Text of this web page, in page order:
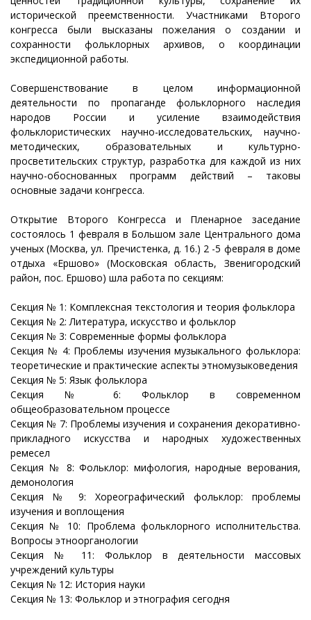
исторической преемственности. Участниками Второго
конгресса были высказаны пожелания о создании и
сохранности фольклорных архивов, о координации
экспедиционной работы.
Совершенствование в целом информационной
деятельности по пропаганде фольклорного наследия
народов России и усиление взаимодействия
фольклористических научно-исследовательских, научно-
методических, образовательных и культурно-
просветительских структур, разработка для каждой из них
научно-обоснованных программ действий – таковы
основные задачи конгресса.
Открытие Второго Конгресса и Пленарное заседание
состоялось 1 февраля в Большом зале Центрального дома
ученых (Москва, ул. Пречистенка, д. 16.) 2 -5 февраля в доме
отдыха «Ершово» (Московская область, Звенигородский
район, пос. Ершово) шла работа по секциям:
Секция № 1: Комплексная текстология и теория фольклора
Секция № 2: Литература, искусство и фольклор
Секция № 3: Современные формы фольклора
Секция № 4: Проблемы изучения музыкального фольклора:
теоретические и практические аспекты этномузыковедения
Секция № 5: Язык фольклора
Секция № 6: Фольклор в современном
общеобразовательном процессе
Секция № 7: Проблемы изучения и сохранения декоративно-
прикладного искусства и народных художественных
ремесел
Секция № 8: Фольклор: мифология, народные верования,
демонология
Секция № 9: Хореографический фольклор: проблемы
изучения и воплощения
Секция № 10: Проблема фольклорного исполнительства.
Вопросы этноорганологии
Секция № 11: Фольклор в деятельности массовых
учреждений культуры
Секция № 12: История науки
Секция № 13: Фольклор и этнография сегодня